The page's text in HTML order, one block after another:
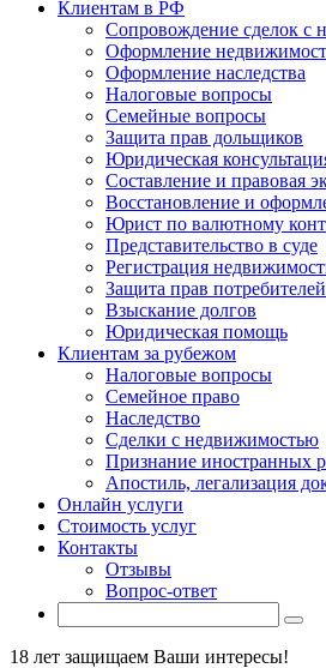
Клиентам в РФ
Cопровождение сделок с
Оформление
Оформление наследства
Налоговые вопросы
Семейные вопросы
Защита прав дольщиков
Юридическая
Составление и правовая
Восстановление и
Юрист по валютному
Представительство в суде
Регистрация
Защита прав
Взыскание долгов
Юридическая помощь
Клиентам за рубежом
Налоговые вопросы
Семейное право
Наследство
Сделки с недвижимостью
Признание иностранных
Апостиль, легализация
Онлайн услуги
Стоимость услуг
Контакты
Отзывы
Вопрос-ответ
18 лет защищаем Ваши интересы!